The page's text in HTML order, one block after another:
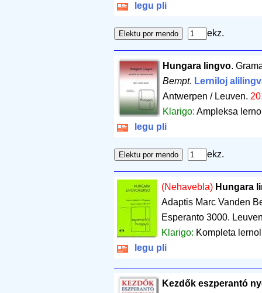
legu pli
ekz.
Hungara lingvo.
Bempt. Lerniloj
Antwerpen / Leuven.
Klarigo: Ampleksa
legu pli
ekz.
(Nehavebla) Hungara
Adaptis Marc Vanden
Esperanto 3000.
Klarigo: Kompleta
legu pli
Kezdők eszperantó